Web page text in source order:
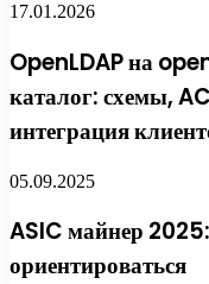
17.01.2026
OpenLDAP на
каталог: схемы,
интеграция
05.09.2025
ASIC майнер
ориентироваться